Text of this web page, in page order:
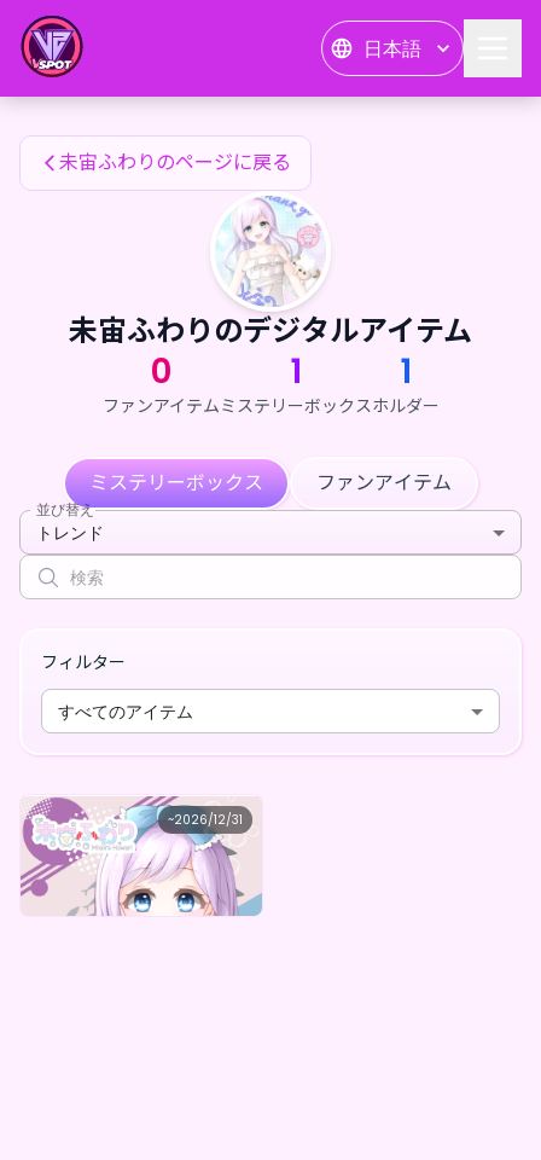
日本語
未宙ふわりのファンアイテム
未宙ふわりのページに戻る
未宙ふわりのデジタルアイテム
0
ファンアイテム
1
ミステリーボックス
1
ホルダー
ミステリーボックス ファンアイテム
並び替え
トレンド
フィルター
すべてのアイテム
~2026/12/31
未宙ふわり
未宙ふわりデジタルBOX（全6種）
最低価格
¥1,000 購入はこちら
未宙ふわりのファンアイテム — 24karat